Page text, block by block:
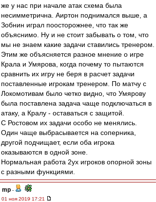
же у нас при начале атак схема была
несимметрична. Аиртон поднимался выше, а
Зобнин играл поосторожнее, что так же
объяснимо. Ну и не стоит забывать о том, что
мы не знаем какие задачи ставились тренером.
Этим же объясняется разное мнение о игре
Крала и Умярова, когда почему то пытаются
сравнить их игру не беря в расчет задачи
поставленные игрокам тренером. По матчу с
Локомотивам было четко видно, что Умярову
была поставлена задача чаще подключаться в
атаку, а Кралу - оставаться с защитой.
С Ростовом их задачи особо не менялись.
Один чаще выбрасывается на соперника,
другой подчищает, если оба игрока
оказываются в одной зоне.
Нормальная работа 2ух игроков опорной зоны
с разными функциями.
mp -
01 ноя 2019 17:21